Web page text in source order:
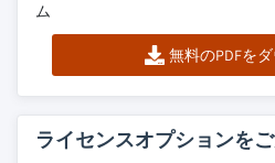
ム
無料のPDFを
ライセンスオプションを